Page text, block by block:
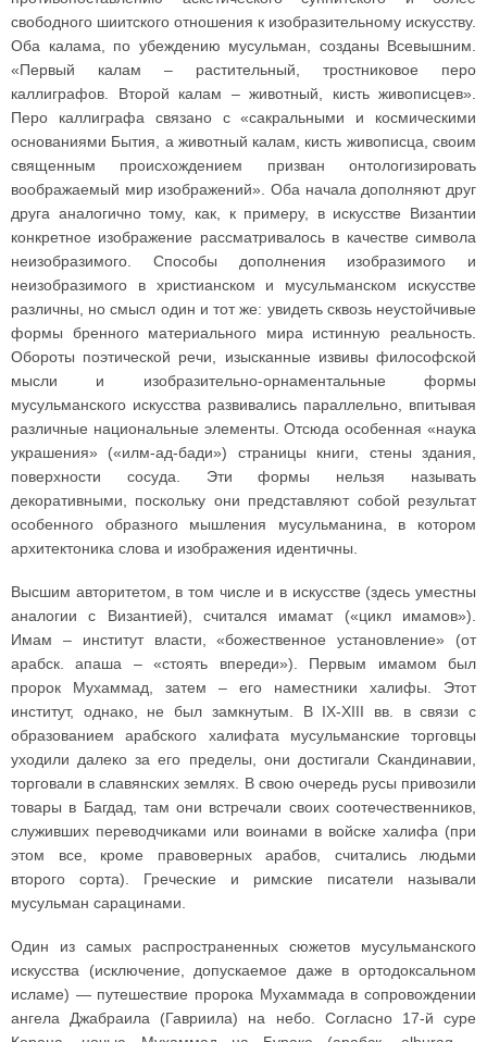
свободного шиитского отношения к изобразительному искусству.
Оба калама, по убеждению мусульман, созданы Всевышним.
«Первый калам – растительный, тростниковое перо
каллиграфов. Второй калам – животный, кисть живописцев».
Перо каллиграфа связано с «сакральными и космическими
основаниями Бытия, а животный калам, кисть живописца, своим
священным происхождением призван онтологизировать
воображаемый мир изображений». Оба начала дополняют друг
друга аналогично тому, как, к примеру, в искусстве Византии
конкретное изображение рассматривалось в качестве символа
неизобразимого. Способы дополнения изобразимого и
неизобразимого в христианском и мусульманском искусстве
различны, но смысл один и тот же: увидеть сквозь неустойчивые
формы бренного материального мира истинную реальность.
Обороты поэтической речи, изысканные извивы философской
мысли и изобразительно-орнаментальные формы
мусульманского искусства развивались параллельно, впитывая
различные национальные элементы. Отсюда особенная «наука
украшения» («илм-ад-бади») страницы книги, стены здания,
поверхности сосуда. Эти формы нельзя называть
декоративными, поскольку они представляют собой результат
особенного образного мышления мусульманина, в котором
архитектоника слова и изображения идентичны.
Высшим авторитетом, в том числе и в искусстве (здесь уместны
аналогии с Византией), считался имамат («цикл имамов»).
Имам – институт власти, «божественное установление» (от
арабск. апаша – «стоять впереди»). Первым имамом был
пророк Мухаммад, затем – его наместники халифы. Этот
институт, однако, не был замкнутым. В IX-XIII вв. в связи с
образованием арабского халифата мусульманские торговцы
уходили далеко за его пределы, они достигали Скандинавии,
торговали в славянских землях. В свою очередь русы привозили
товары в Багдад, там они встречали своих соотечественников,
служивших переводчиками или воинами в войске халифа (при
этом все, кроме правоверных арабов, считались людьми
второго сорта). Греческие и римские писатели называли
мусульман сарацинами.
Один из самых распространенных сюжетов мусульманского
искусства (исключение, допускаемое даже в ортодоксальном
исламе) — путешествие пророка Мухаммада в сопровождении
ангела Джабраила (Гавриила) на небо. Согласно 17-й суре